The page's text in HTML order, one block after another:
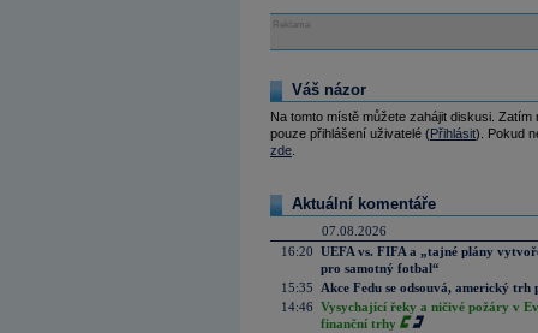
Reklama
Váš názor
Na tomto místě můžete zahájit diskusi.
pouze přihlášení uživatelé (Přihlásit). Pokud
zde
Aktuální komentáře
07.08.2026
16:20 UEFA vs. FIFA a „tajné plány
pro samotný fotbal“
15:35
Akce Fedu se odsouvá, americký
14:46 Vysychající řeky a ničivé požáry v
finanční trhy